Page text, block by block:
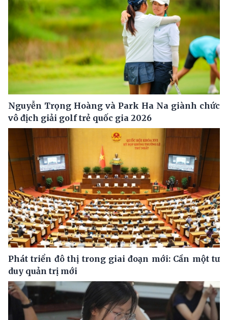
Nguyễn Trọng Hoàng và Park Ha Na giành chức
vô địch giải golf trẻ quốc gia 2026
Phát triển đô thị trong giai đoạn mới: Cần một tư
duy quản trị mới